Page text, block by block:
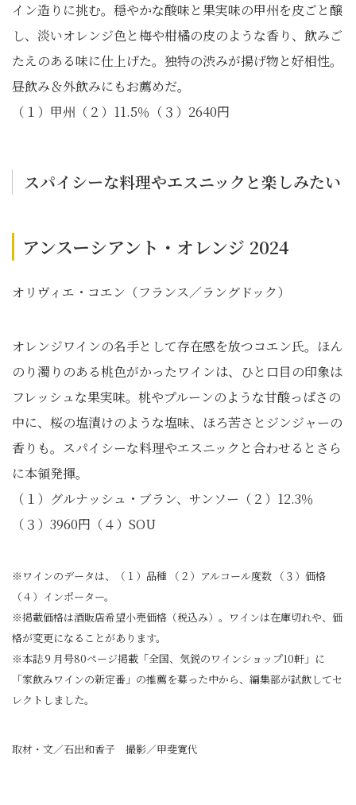
イン造りに挑む。穏やかな酸味と果実味の甲州を皮ごと醸
し、淡いオレンジ色と梅や柑橘の皮のような香り、飲みご
たえのある味に仕上げた。独特の渋みが揚げ物と好相性。
昼飲み＆外飲みにもお薦めだ。
（１）甲州（２）11.5％（３）2640円
スパイシーな料理やエスニックと楽しみたい
アンスーシアント・オレンジ 2024
オリヴィエ・コエン（フランス／ラングドック）
オレンジワインの名手として存在感を放つコエン氏。ほん
のり濁りのある桃色がかったワインは、ひと口目の印象は
フレッシュな果実味。桃やプルーンのような甘酸っぱさの
中に、桜の塩漬けのような塩味、ほろ苦さとジンジャーの
香りも。スパイシーな料理やエスニックと合わせるとさら
に本領発揮。
（１）グルナッシュ・ブラン、サンソー（２）12.3％
（３）3960円（４）SOU
※ワインのデータは、（１）品種 （２）アルコール度数 （３）価格
（４）インポーター。
※掲載価格は酒販店希望小売価格（税込み）。ワインは在庫切れや、価
格が変更になることがあります。
※本誌９月号80ページ掲載「全国、気鋭のワインショップ10軒」に
「家飲みワインの新定番」の推薦を募った中から、編集部が試飲してセ
レクトしました。
取材・文／石出和香子 撮影／甲斐寛代